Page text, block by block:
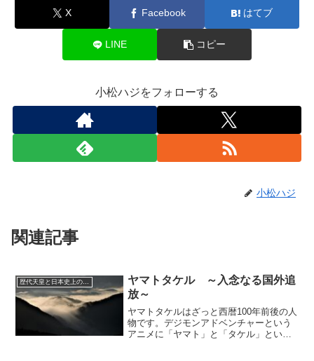
X Facebook はてブ
LINE コピー
小松ハジをフォローする
小松ハジ
関連記事
歴代天皇と日本史上の偉人たち ～えらい～
ヤマトタケル ～入念なる国外追
放～
ヤマトタケルはざっと西暦100年前後の人
物です。デジモンアドベンチャーという
アニメに「ヤマト」と「タケル」という